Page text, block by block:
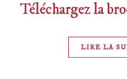
Téléchargez la
LIRE LA